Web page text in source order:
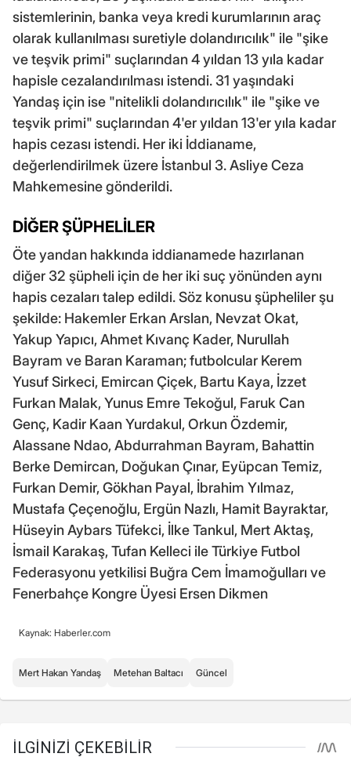
sistemlerinin, banka veya kredi kurumlarının araç
olarak kullanılması suretiyle dolandırıcılık" ile "şike
ve teşvik primi" suçlarından 4 yıldan 13 yıla kadar
hapisle cezalandırılması istendi. 31 yaşındaki
Yandaş için ise "nitelikli dolandırıcılık" ile "şike ve
teşvik primi" suçlarından 4'er yıldan 13'er yıla kadar
hapis cezası istendi. Her iki İddianame,
değerlendirilmek üzere İstanbul 3. Asliye Ceza
Mahkemesine gönderildi.
DİĞER ŞÜPHELİLER
Öte yandan hakkında iddianamede hazırlanan
diğer 32 şüpheli için de her iki suç yönünden aynı
hapis cezaları talep edildi. Söz konusu şüpheliler şu
şekilde: Hakemler Erkan Arslan, Nevzat Okat,
Yakup Yapıcı, Ahmet Kıvanç Kader, Nurullah
Bayram ve Baran Karaman; futbolcular Kerem
Yusuf Sirkeci, Emircan Çiçek, Bartu Kaya, İzzet
Furkan Malak, Yunus Emre Tekoğul, Faruk Can
Genç, Kadir Kaan Yurdakul, Orkun Özdemir,
Alassane Ndao, Abdurrahman Bayram, Bahattin
Berke Demircan, Doğukan Çınar, Eyüpcan Temiz,
Furkan Demir, Gökhan Payal, İbrahim Yılmaz,
Mustafa Çeçenoğlu, Ergün Nazlı, Hamit Bayraktar,
Hüseyin Aybars Tüfekci, İlke Tankul, Mert Aktaş,
İsmail Karakaş, Tufan Kelleci ile Türkiye Futbol
Federasyonu yetkilisi Buğra Cem İmamoğulları ve
Fenerbahçe Kongre Üyesi Ersen Dikmen
Kaynak: Haberler.com
Mert Hakan Yandaş Metehan Baltacı Güncel